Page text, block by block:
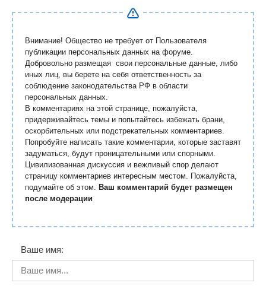
Внимание! Общество не требует от Пользователя
публикации персональных данных на форуме.
Добровольно размещая свои персональные данные, либо
иных лиц, вы берете на себя ответственность за
соблюдение законодательства РФ в области
персональных данных.
В комментариях на этой странице, пожалуйста,
придерживайтесь темы и попытайтесь избежать брани,
оскорбительных или подстрекательных комментариев.
Попробуйте написать такие комментарии, которые заставят
задуматься, будут проницательными или спорными.
Цивилизованная дискуссия и вежливый спор делают
страницу комментариев интересным местом. Пожалуйста,
подумайте об этом. Ваш комментарий будет размещен
после модерации
Ваше имя: